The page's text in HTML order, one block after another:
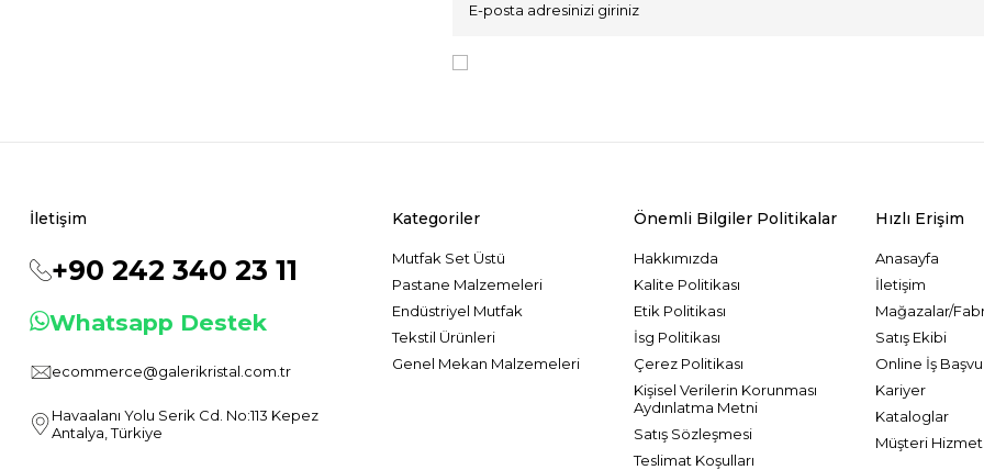
İletişim
+90 242 340 23 11
Whatsapp Destek
ecommerce@galerikristal.com.tr
Havaalanı Yolu Serik Cd. No:113 Kepez
Antalya, Türkiye
Kategoriler
Mutfak Set Üstü
Pastane Malzemeleri
Endüstriyel Mutfak
Tekstil Ürünleri
Genel Mekan Malzemeleri
Önemli Bilgiler Politikalar
Hakkımızda
Kalite Politikası
Etik Politikası
İsg Politikası
Çerez Politikası
Kişisel Verilerin Korunması
Aydınlatma Metni
Satış Sözleşmesi
Teslimat Koşulları
Hızlı Erişim
Anasayfa
İletişim
Mağazalar/
Satış Ekibi
Online İş
Kariyer
Kataloglar
Müşteri